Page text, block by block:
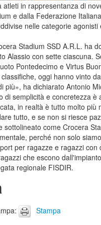
atleti in rappresentanza di
e dalla Federazione
nelle categorie
Stadium SSD A.R.L. ha
Alassio con sette ciascuna.
Pontedecimo e Virtus
oggi hanno vinto
più», ha dichiarato Antonio
di semplicità e concretezza
in realtà è tutto molto
tutto, e se non si riesce
sottolineato come Crocera
perché non solo
per ragazze e ragazzi
che escono
regionale FISDIR.
: Stampa